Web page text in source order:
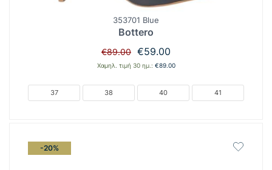
353701 Blue
Bottero
€89.00 Original
price
€89.00.
€59.00
τρέχουσα
€59.00.
Χαμηλ. τιμή 30 ημ.: €89.00
37 38 40 41
-20%